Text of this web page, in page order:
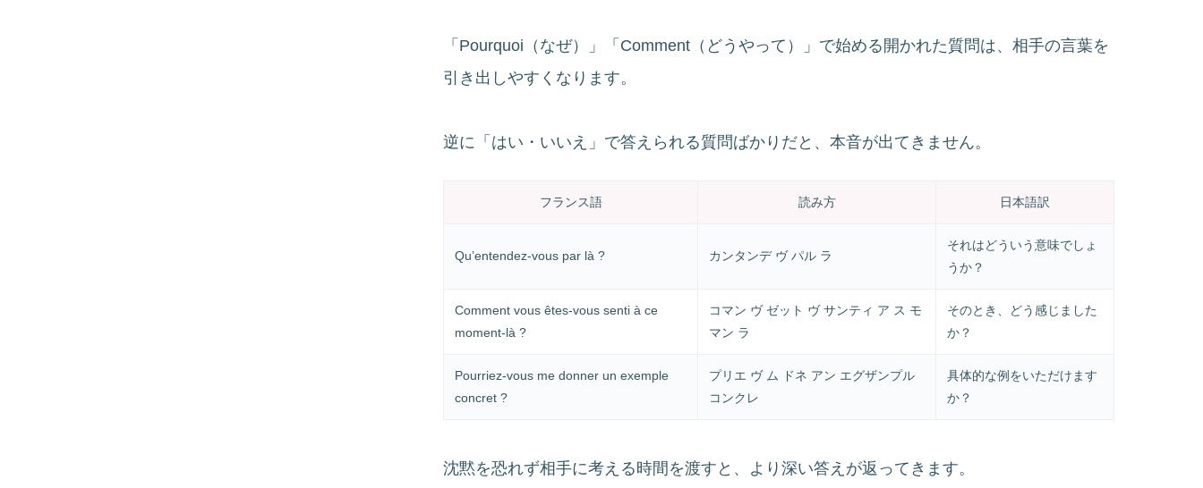
「Pourquoi（なぜ）」「Comment（どうやって）」で始める開かれた質問は、相手の言葉を
引き出しやすくなります。
逆に「はい・いいえ」で答えられる質問ばかりだと、本音が出てきません。
フランス語 読み方 日本語訳
Qu’entendez-vous par là ? カンタンデ ヴ パル ラ
それはどういう意味でしょ
うか？
Comment vous êtes-vous senti à ce
moment-là ?
コマン ヴ ゼット ヴ サンティ ア ス モ
マン ラ
そのとき、どう感じました
か？
Pourriez-vous me donner un exemple
concret ?
プリエ ヴ ム ドネ アン エグザンプル
コンクレ
具体的な例をいただけます
か？
沈黙を恐れず相手に考える時間を渡すと、より深い答えが返ってきます。